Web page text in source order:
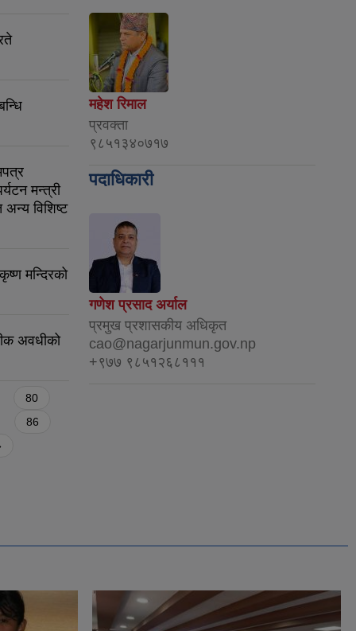
मन्त्री
विशिष्ट
मन्दिरको
अवधीको
80
86
महेश रिमाल
प्रवक्ता
९८५१३४०७१७
पदाधिकारी
गणेश प्रसाद अर्याल
प्रमुख प्रशासकीय अधिकृत
cao@nagarjunmun.gov.np
+९७७ ९८५१२६८१११